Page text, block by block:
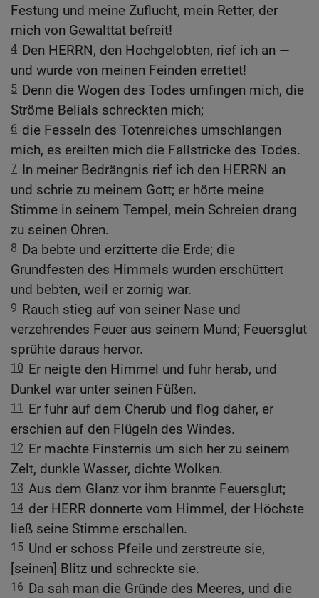
Festung und meine Zuflucht, mein Retter, der
mich von Gewalttat befreit!
4 Den HERRN, den Hochgelobten, rief ich an —
und wurde von meinen Feinden errettet!
5 Denn die Wogen des Todes umfingen mich, die
Ströme Belials schreckten mich;
6 die Fesseln des Totenreiches umschlangen
mich, es ereilten mich die Fallstricke des Todes.
7 In meiner Bedrängnis rief ich den HERRN an
und schrie zu meinem Gott; er hörte meine
Stimme in seinem Tempel, mein Schreien drang
zu seinen Ohren.
8 Da bebte und erzitterte die Erde; die
Grundfesten des Himmels wurden erschüttert
und bebten, weil er zornig war.
9 Rauch stieg auf von seiner Nase und
verzehrendes Feuer aus seinem Mund; Feuersglut
sprühte daraus hervor.
10 Er neigte den Himmel und fuhr herab, und
Dunkel war unter seinen Füßen.
11
Er fuhr auf dem Cherub und flog daher, er
erschien auf den Flügeln des Windes.
12 Er machte Finsternis um sich her zu seinem
Zelt, dunkle Wasser, dichte Wolken.
13 Aus dem Glanz vor ihm brannte Feuersglut;
14 der HERR donnerte vom Himmel, der Höchste
ließ seine Stimme erschallen.
15 Und er schoss Pfeile und zerstreute sie,
[seinen] Blitz und schreckte sie.
16 Da sah man die Gründe des Meeres, und die